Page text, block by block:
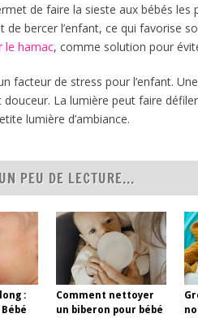
de faire la sieste aux bébés les
de bercer l’enfant, ce qui favorise
le hamac, comme solution pour
facteur de stress pour l’enfant. Une
douceur. La lumière peut faire
lumière d’ambiance.
PEU DE LECTURE...
:
Comment nettoyer
un biberon pour bébé